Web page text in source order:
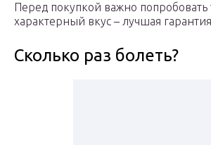
Перед покупкой важно попробовать
характерный вкус – лучшая
Сколько раз болеть?